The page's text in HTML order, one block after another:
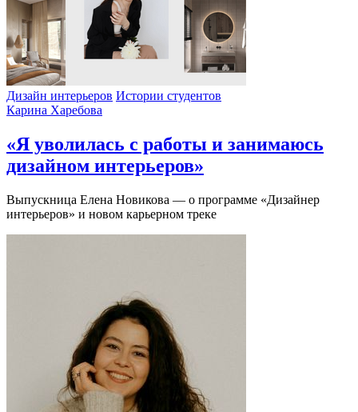
Дизайн интерьеров Истории студентов
Карина Харебова
«Я уволилась с работы и занимаюсь
дизайном интерьеров»
Выпускница Елена Новикова — о программе «Дизайнер
интерьеров» и новом карьерном треке